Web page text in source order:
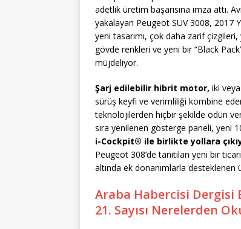
adetlik üretim başarısına imza attı.
yakalayan Peugeot SUV 3008, 2017
yeni tasarımı, çok daha zarif
gövde renkleri ve yeni bir “Black
müjdeliyor.
Şarj edilebilir hibrit motor, iki veya
sürüş keyfi ve verimliliği kombine
teknolojilerden hiçbir şekilde ödün
sıra yenilenen gösterge paneli, yeni
i-Cockpit® ile birlikte yollara
Peugeot 308’de tanıtılan yeni bir
altında ek donanımlarla desteklenen
Araba Habercisi Dergisi
21. Sayısı Nerelerden